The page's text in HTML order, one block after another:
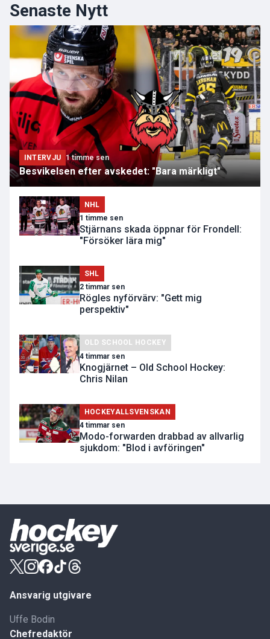
Senaste Nytt
INTERVJU 1 timme sen
Besvikelsen efter avskedet: "Bara märkligt"
NHL
1 timme sen
Stjärnans skada öppnar för Frondell:
"Försöker lära mig"
SHL
2 timmar sen
Rögles nyförvärv: "Gett mig
perspektiv"
OLD SCHOOL HOCKEY
4 timmar sen
Knogjärnet – Old School Hockey:
Chris Nilan
HOCKEYALLSVENSKAN
4 timmar sen
Modo-forwarden drabbad av allvarlig
sjukdom: "Blod i avföringen"
Ansvarig utgivare
Uffe Bodin
Chefredaktör